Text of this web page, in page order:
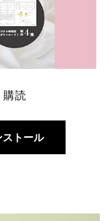
購読
ストール